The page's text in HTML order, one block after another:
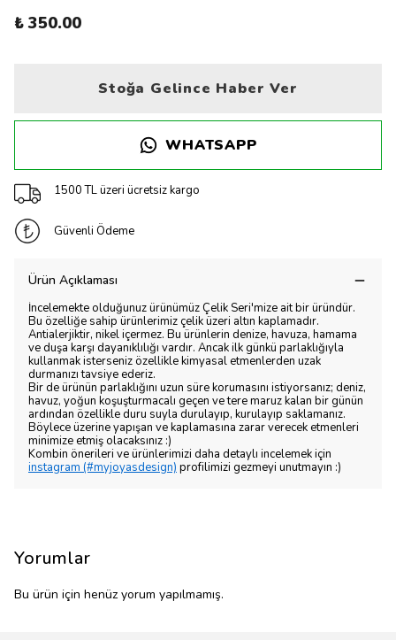
₺ 350.00
Stoğa Gelince Haber Ver
WHATSAPP
1500 TL üzeri ücretsiz kargo
Güvenli Ödeme
Ürün Açıklaması
İncelemekte olduğunuz ürünümüz Çelik Seri'mize ait bir üründür.
Bu özelliğe sahip ürünlerimiz çelik üzeri altın kaplamadır.
Antialerjiktir, nikel içermez. Bu ürünlerin denize, havuza, hamama
ve duşa karşı dayanıklılığı vardır. Ancak ilk günkü parlaklığıyla
kullanmak isterseniz özellikle kimyasal etmenlerden uzak
durmanızı tavsiye ederiz.
Bir de ürünün parlaklığını uzun süre korumasını istiyorsanız; deniz,
havuz, yoğun koşuşturmacalı geçen ve tere maruz kalan bir günün
ardından özellikle duru suyla durulayıp, kurulayıp saklamanız.
Böylece üzerine yapışan ve kaplamasına zarar verecek etmenleri
minimize etmiş olacaksınız :)
Kombin önerileri ve ürünlerimizi daha detaylı incelemek için
instagram (#myjoyasdesign) profilimizi gezmeyi unutmayın :)
Yorumlar
Bu ürün için henüz yorum yapılmamış.